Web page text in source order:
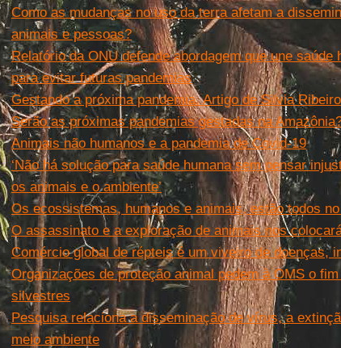
Como as mudanças no uso da terra afetam a
animais e pessoas?
Relatório da ONU defende abordagem que une saúde
para evitar futuras pandemias
Gestando a próxima pandemia. Artigo de Silvia Ribeiro
Serão as próximas pandemias gestadas na
Animais não humanos e a pandemia de Covid-19
‘Não há solução para saúde humana sem pensar
os animais e o ambiente’
Os ecossistemas, humanos e animais, estão todos
O assassinato e a exploração de animais nos
Comércio global de répteis é um viveiro de doenças,
Organizações de proteção animal pedem à OMS o
silvestres
Pesquisa relaciona a disseminação de vírus, a
meio ambiente